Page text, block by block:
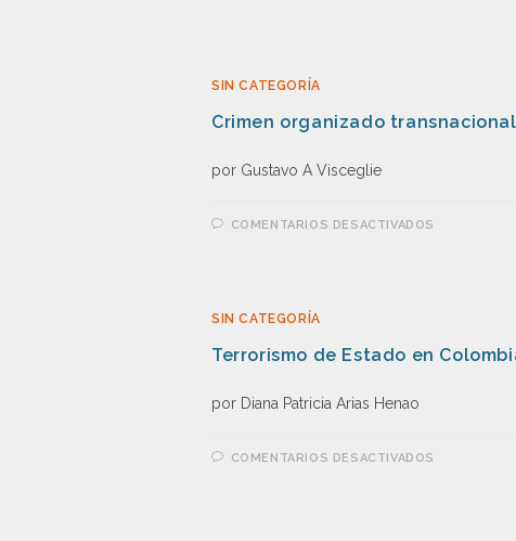
SIN CATEGORÍA
Crimen organizado
por Gustavo A Visceglie
COMENTARIOS DESACTIVADOS
SIN CATEGORÍA
Terrorismo de Estado en
por Diana Patricia Arias Henao
COMENTARIOS DESACTIVADOS